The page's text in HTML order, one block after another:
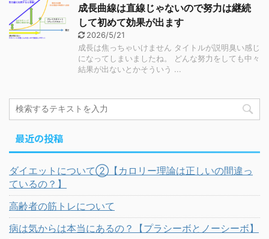
成長曲線は直線じゃないので努力は継続
して初めて効果が出ます
2026/5/21
成長は焦っちゃいけません タイトルが説明臭い感じ
になってしまいましたね。 どんな努力をしても中々
結果が出ないとかそういう ...
最近の投稿
ダイエットについて②【カロリー理論は正しいの間違っ
ているの？】
高齢者の筋トレについて
病は気からは本当にあるの？【プラシーボとノーシーボ】